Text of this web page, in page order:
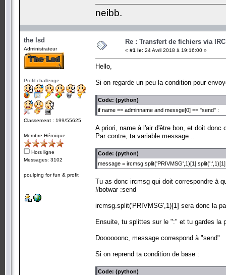
# Ne pas oublier le fameux ping pong...
if ircmsg.find ("PING :") != -1:
ping() # Bon, la, je met pas la fonction
# Recuperer le message ainsi que son expediteur.
elif ircmsg.find("PRIVMSG") != -1:
message =
print(message)
messge = message.split() # Et voila!
if name == adminname and messge[0] ==
if len(messge) > 1 :
send(messge[1])
# C'est ici que ca ne va pas... j'ai aussi essaye :
#
ircsock.send(bytes("DCC SEND
#
ircsock.send(bytes("SEND "+
#
#
ircsock.send(bytes("DCC SEND
joinchan(channel)
while rcvmsg() != exitcode :
# Voila, comme ca ca doit etre un peu mieux pour
neibb.
the lsd
Administrateur
Profil challenge
Classement : 199/55625
Membre Héroïque
Hors ligne
Messages: 3102
poulping for fun & profit
Re : Transfert de fichiers via
« #1 le: 24 Avril 2018 à 19:16:00 »
Hello,
Si on regarde un peu la condition pour
Code: (python)
if name == adminname and messge[0] == "send" :
A priori, name à l'air d'être bon, et doit
Par contre, ta variable message...
Code: (python)
message = ircmsg.split('PRIVMSG',1)[1].split(':',1)[1]
Tu as donc ircmsg qui doit correspondre à
#botwar :send
ircmsg.split('PRIVMSG',1)[1] sera donc la
Ensuite, tu splittes sur le ":" et tu gardes la
Doooooonc, message correspond à "send"
Si on reprend ta condition de base :
Code: (python)